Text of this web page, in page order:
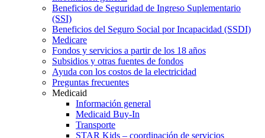
Beneficios de Seguridad de Ingreso Suplementario
(SSI)
Beneficios del Seguro Social por Incapacidad (SSDI)
Medicare
Fondos y servicios a partir de los 18 años
Subsidios y otras fuentes de fondos
Ayuda con los costos de la electricidad
Preguntas frecuentes
Medicaid
Información general
Medicaid Buy-In
Transporte
STAR Kids – coordinación de servicios